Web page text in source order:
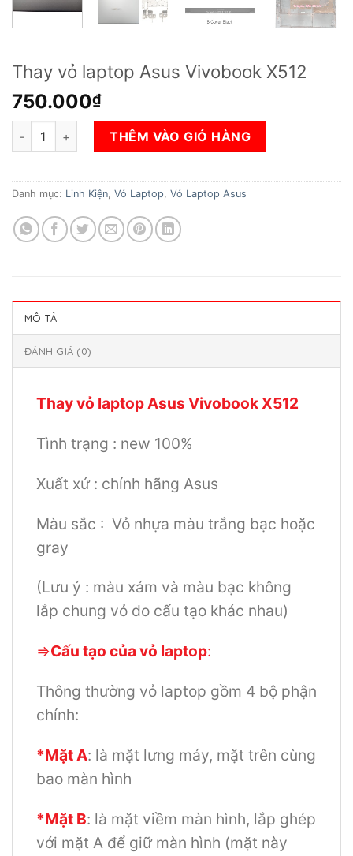
Thay vỏ laptop Asus Vivobook X512
750.000₫
Thay vỏ laptop Asus Vivobook X512 số lượng
THÊM VÀO GIỎ HÀNG
Danh mục: Linh Kiện, Vỏ Laptop, Vỏ Laptop Asus
MÔ TẢ
ĐÁNH GIÁ (0)
Thay vỏ laptop Asus Vivobook X512
Tình trạng : new 100%
Xuất xứ : chính hãng Asus
Màu sắc : Vỏ nhựa màu trắng bạc hoặc
gray
(Lưu ý : màu xám và màu bạc không
lắp chung vỏ do cấu tạo khác nhau)
=>Cấu tạo của vỏ laptop:
Thông thường vỏ laptop gồm 4 bộ phận
chính:
*Mặt A: là mặt lưng máy, mặt trên cùng
bao màn hình
*Mặt B: là mặt viềm màn hình, lắp ghép
với mặt A để giữ màn hình (mặt này